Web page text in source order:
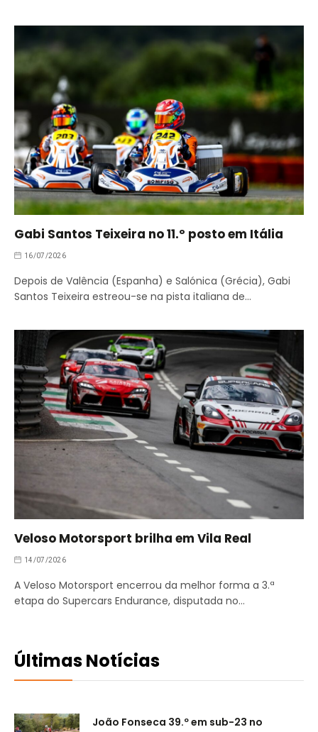
Gabi Santos Teixeira no 11.º posto em Itália
16/07/2026
Depois de Valência (Espanha) e Salónica (Grécia), Gabi
Santos Teixeira estreou-se na pista italiana de…
Veloso Motorsport brilha em Vila Real
14/07/2026
A Veloso Motorsport encerrou da melhor forma a 3.ª
etapa do Supercars Endurance, disputada no…
Últimas Notícias
João Fonseca 39.º em sub-23 no